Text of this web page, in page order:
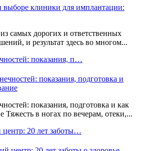
самых дорогих и ответственных
и результат здесь во многом...
показания, п…
показания, подготовка и как
Тяжесть в ногах по вечерам, отеки,...
20 лет заботы…